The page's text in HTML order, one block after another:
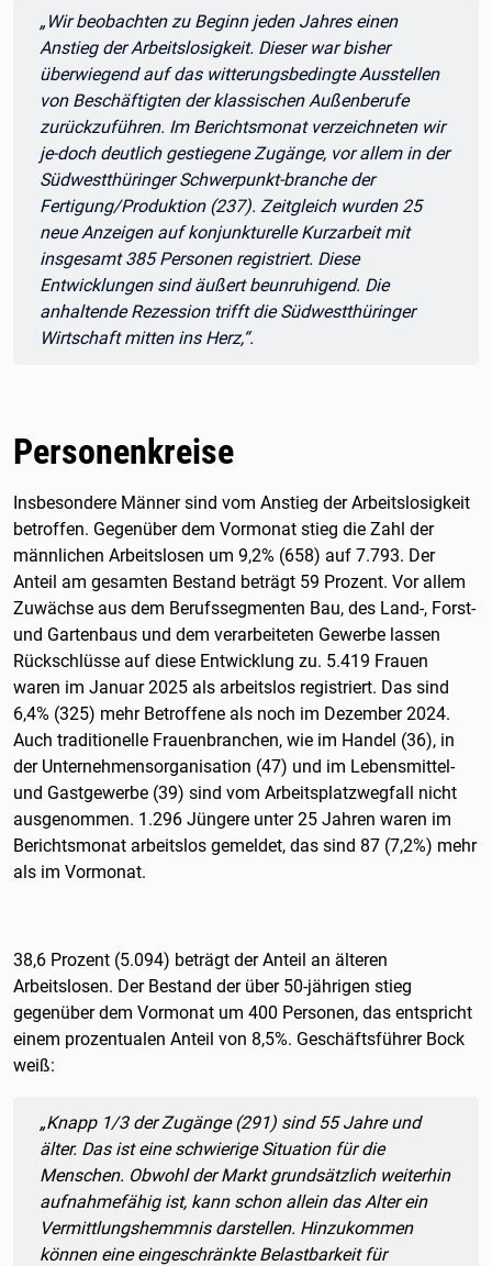
Zitat:
„Wir beobachten zu Beginn jeden Jahres einen
Anstieg der Arbeitslosigkeit. Dieser war bisher
überwiegend auf das witterungsbedingte Ausstellen
von Beschäftigten der klassischen Außenberufe
zurückzuführen. Im Berichtsmonat verzeichneten wir
je-doch deutlich gestiegene Zugänge, vor allem in der
Südwestthüringer Schwerpunkt-branche der
Fertigung/Produktion (237). Zeitgleich wurden 25
neue Anzeigen auf konjunkturelle Kurzarbeit mit
insgesamt 385 Personen registriert. Diese
Entwicklungen sind äußert beunruhigend. Die
anhaltende Rezession trifft die Südwestthüringer
Wirtschaft mitten ins Herz,“.
Personenkreise
Insbesondere Männer sind vom Anstieg der Arbeitslosigkeit
betroffen. Gegenüber dem Vormonat stieg die Zahl der
männlichen Arbeitslosen um 9,2% (658) auf 7.793. Der
Anteil am gesamten Bestand beträgt 59 Prozent. Vor allem
Zuwächse aus dem Berufssegmenten Bau, des Land-, Forst-
und Gartenbaus und dem verarbeiteten Gewerbe lassen
Rückschlüsse auf diese Entwicklung zu. 5.419 Frauen
waren im Januar 2025 als arbeitslos registriert. Das sind
6,4% (325) mehr Betroffene als noch im Dezember 2024.
Auch traditionelle Frauenbranchen, wie im Handel (36), in
der Unternehmensorganisation (47) und im Lebensmittel-
und Gastgewerbe (39) sind vom Arbeitsplatzwegfall nicht
ausgenommen. 1.296 Jüngere unter 25 Jahren waren im
Berichtsmonat arbeitslos gemeldet, das sind 87 (7,2%) mehr
als im Vormonat.
38,6 Prozent (5.094) beträgt der Anteil an älteren
Arbeitslosen. Der Bestand der über 50-jährigen stieg
gegenüber dem Vormonat um 400 Personen, das entspricht
einem prozentualen Anteil von 8,5%. Geschäftsführer Bock
weiß:
Zitat:
„Knapp 1/3 der Zugänge (291) sind 55 Jahre und
älter. Das ist eine schwierige Situation für die
Menschen. Obwohl der Markt grundsätzlich weiterhin
aufnahmefähig ist, kann schon allein das Alter ein
Vermittlungshemmnis darstellen. Hinzukommen
können eine eingeschränkte Belastbarkeit für